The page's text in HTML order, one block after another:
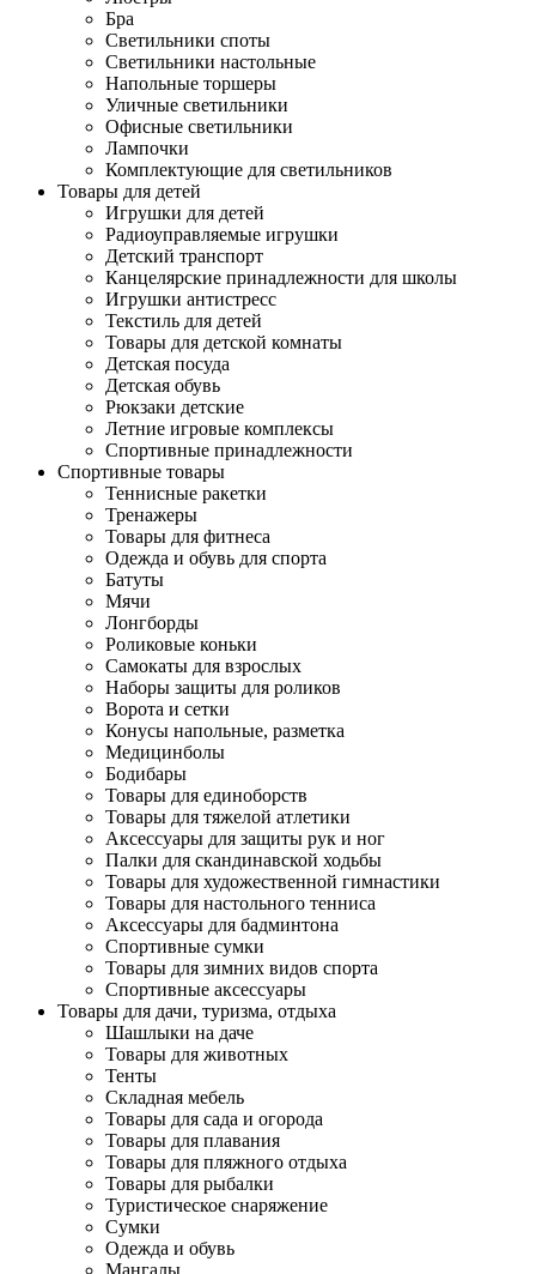
Бра
Светильники споты
Светильники настольные
Напольные торшеры
Уличные светильники
Офисные светильники
Лампочки
Комплектующие для светильников
Товары для детей
Игрушки для детей
Радиоуправляемые игрушки
Детский транспорт
Канцелярские принадлежности для школы
Игрушки антистресс
Текстиль для детей
Товары для детской комнаты
Детская посуда
Детская обувь
Рюкзаки детские
Летние игровые комплексы
Спортивные принадлежности
Спортивные товары
Теннисные ракетки
Тренажеры
Товары для фитнеса
Одежда и обувь для спорта
Батуты
Мячи
Лонгборды
Роликовые коньки
Самокаты для взрослых
Наборы защиты для роликов
Ворота и сетки
Конусы напольные, разметка
Медицинболы
Бодибары
Товары для единоборств
Товары для тяжелой атлетики
Аксессуары для защиты рук и ног
Палки для скандинавской ходьбы
Товары для художественной гимнастики
Товары для настольного тенниса
Аксессуары для бадминтона
Спортивные сумки
Товары для зимних видов спорта
Спортивные аксессуары
Товары для дачи, туризма, отдыха
Шашлыки на даче
Товары для животных
Тенты
Складная мебель
Товары для сада и огорода
Товары для плавания
Товары для пляжного отдыха
Товары для рыбалки
Туристическое снаряжение
Сумки
Одежда и обувь
Мангалы